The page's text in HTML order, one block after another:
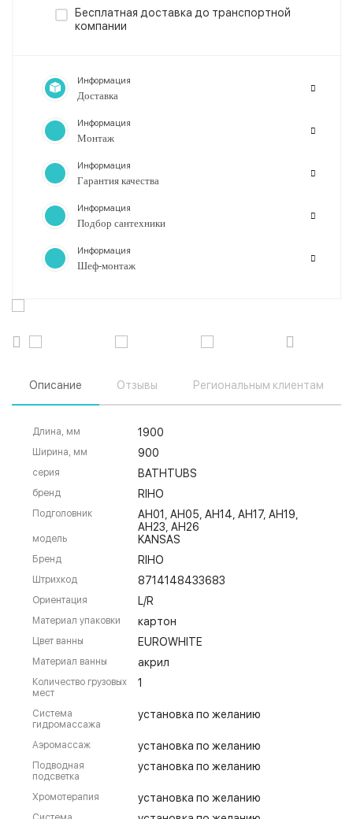
Бесплатная доставка до транспортной
компании
Информация
Доставка
Информация
Монтаж
Информация
Гарантия качества
Информация
Подбор сантехники
Информация
Шеф-монтаж
Описание Отзывы Региональным клиентам
Длина, мм 1900
Ширина, мм 900
серия BATHTUBS
бренд RIHO
Подголовник
AH01, AH05, AH14, AH17, AH19,
AH23, AH26
модель KANSAS
Бренд RIHO
Штрихкод 8714148433683
Ориентация L/R
Материал упаковки картон
Цвет ванны EUROWHITE
Материал ванны акрил
Количество грузовых
мест
1
Система
гидромассажа
установка по желанию
Аэромассаж установка по желанию
Подводная
подсветка
установка по желанию
Хромотерапия установка по желанию